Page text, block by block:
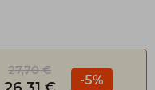
27,70 €
-5%